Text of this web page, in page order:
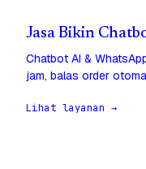
Jasa Bikin
Chatbot AI &
jam, balas order
Lihat layanan →